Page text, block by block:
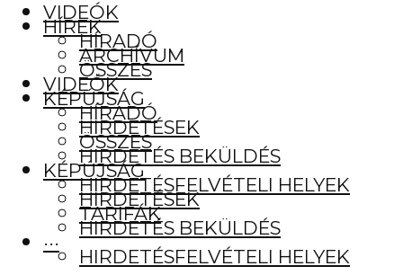
VIDEÓK
HÍRADÓ
ÖSSZES
KÉPÚJSÁG
HIRDETÉSEK
HIRDETÉS BEKÜLDÉS
HIRDETÉSFELVÉTELI HELYEK
TARIFÁK
···
HÍREK
ARCHÍVUM
VIDEÓK
HÍRADÓ
ÖSSZES
KÉPÚJSÁG
HIRDETÉSEK
HIRDETÉS BEKÜLDÉS
HIRDETÉSFELVÉTELI HELYEK